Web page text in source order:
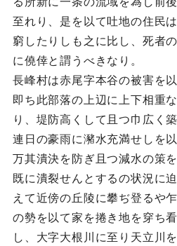
至れり、是を以て吐地の住民
窮したりしも之に比し、死者
に僥倖と謂うべきなり。
長峰村は赤尾字本谷の被害を
即ち此部落の上辺に上下相重
り、堤防高くして且つ巾広く
連日の豪雨に瀦水充満せしを
万其潰決を防ぎ且つ減水の策
既に潰裂せんとするの状況に
えて近傍の丘陵に攀ぢ登るや
の勢を以て家を捲き地を穿ち
し、大字大根川に至り天立川